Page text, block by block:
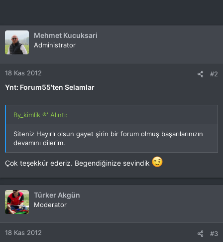
Mehmet Kucuksari
Administrator
18 Kas 2012 #2
Ynt: Forum55'ten Selamlar
By_kimlik ®' Alıntı:
Siteniz Hayırlı olsun gayet şirin bir forum olmuş başarılarınızın
devamını dilerim.
Çok teşekkür ederiz. Begendiğinize sevindik
Türker Akgün
Moderator
18 Kas 2012 #3